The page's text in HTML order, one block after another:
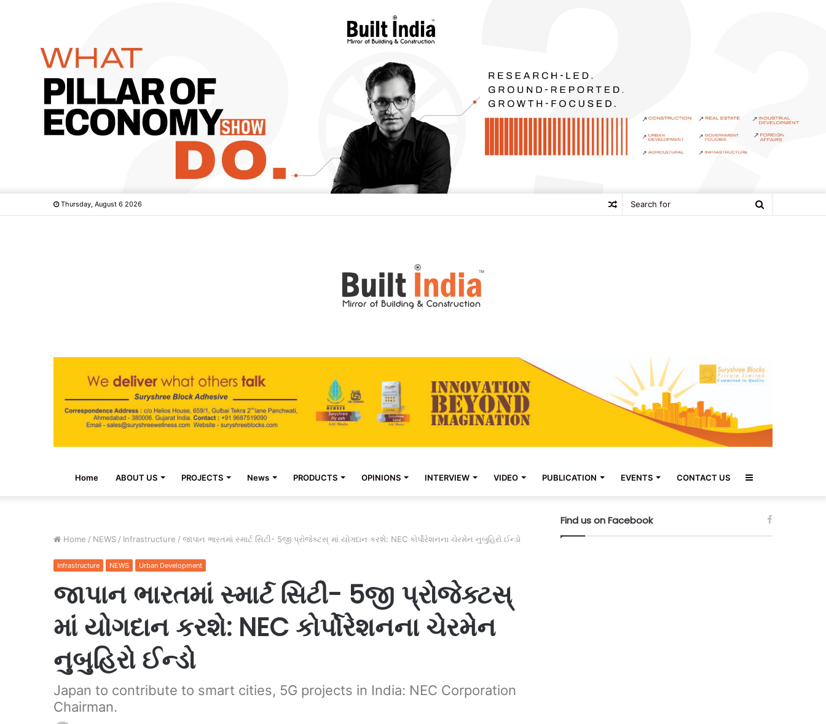
Thursday, August 6 2026 Random
Home ABOUT US PROJECTS News PRODUCTS OPINIONS INTERVIEW VIDEO PUBLICATION EVENTS CONTACT US Sidebar
Home / NEWS / Infrastructure / જાપાન ભારતમાં સ્માર્ટ સિટી- 5જી પ્રોજેક્ટસ્ માં યોગદાન કરશે: NEC કોર્પોરેશનના ચેરમેન નુબુહિરો ઈન્ડો
Infrastructure NEWS Urban Development
જાપાન ભારતમાં સ્માર્ટ સિટી- 5જી પ્રોજેક્ટસ્
માં યોગદાન કરશે: NEC કોર્પોરેશનના ચેરમેન
નુબુહિરો ઈન્ડો
Japan to contribute to smart cities, 5G projects in India: NEC Corporation
Chairman.
Find us on Facebook